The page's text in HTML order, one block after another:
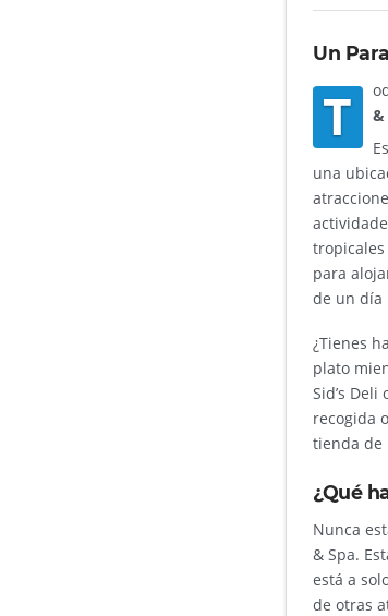
Un
T
&
una
tropicales
para
de un día
¿Tienes
plato
Sid’s Deli
recogida
tienda de
¿Qué
Nunca
& Spa.
está a
de otras